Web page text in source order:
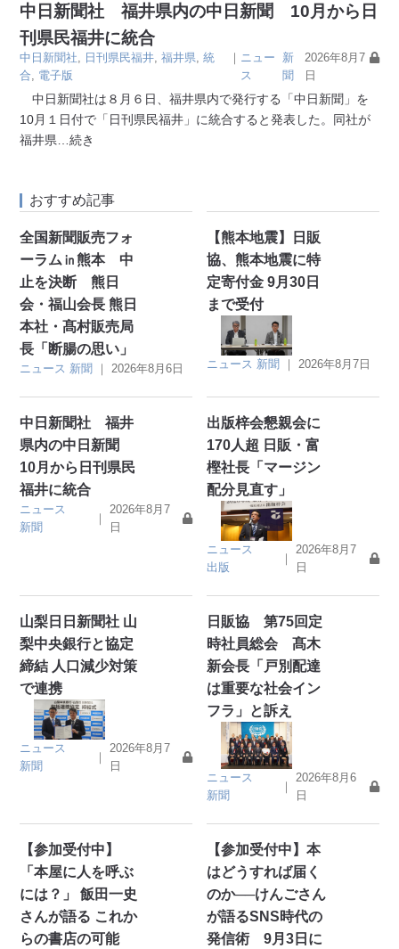
中日新聞社 福井県内の中日新聞 10月から日
刊県民福井に統合
中日新聞社 日刊県民福井 ,福井県 ,統
合
電子版
｜ ニュー
ス
新
聞
2026年8月7
日
中日新聞社は８月６日、福井県内で発行する「中日新聞」を
10月１日付で「日刊県民福井」に統合すると発表した。同社が
福井県 …続き
おすすめ記事
全国新聞販売フォ
ーラム㏌熊本 中
止を決断 熊日
会・福山会長 熊日
本社・髙村販売局
長「断腸の思い」
ニュース 新聞 ｜ 2026年8月6日
【熊本地震】日販
協、熊本地震に特
定寄付金 9月30日
まで受付
ニュース 新聞 ｜ 2026年8月7日
中日新聞社 福井
県内の中日新聞
10月から日刊県民
福井に統合
ニュース
新聞
｜
2026年8月7
日
出版梓会懇親会に
170人超 日販・富
樫社長「マージン
配分見直す」
ニュース
出版
｜
2026年8月7
日
山梨日日新聞社 山
梨中央銀行と協定
締結 人口減少対策
で連携
ニュース
新聞
｜
2026年8月7
日
日販協 第75回定
時社員総会 髙木
新会長「戸別配達
は重要な社会イン
フラ」と訴え
ニュース
新聞
｜
2026年8月6
日
【参加受付中】
「本屋に人を呼ぶ
には？」 飯田一史
さんが語る これか
らの書店の可能
【参加受付中】本
はどうすれば届く
のか──けんごさん
が語るSNS時代の
発信術 9月3日に